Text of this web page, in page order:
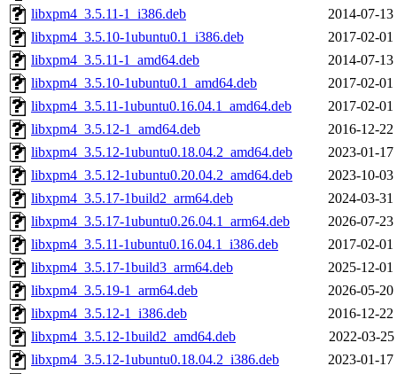
libxpm4_3.5.11-1_i386.deb
2014-07-13
libxpm4_3.5.10-1ubuntu0.1_i386.deb
2017-02-01
libxpm4_3.5.11-1_amd64.deb
2014-07-13
libxpm4_3.5.10-1ubuntu0.1_amd64.deb
2017-02-01
libxpm4_3.5.11-1ubuntu0.16.04.1_amd64.deb
2017-02-01
libxpm4_3.5.12-1_amd64.deb
2016-12-22
libxpm4_3.5.12-1ubuntu0.18.04.2_amd64.deb
2023-01-17
libxpm4_3.5.12-1ubuntu0.20.04.2_amd64.deb
2023-10-03
libxpm4_3.5.17-1build2_arm64.deb
2024-03-31
libxpm4_3.5.17-1ubuntu0.26.04.1_arm64.deb
2026-07-23
libxpm4_3.5.11-1ubuntu0.16.04.1_i386.deb
2017-02-01
libxpm4_3.5.17-1build3_arm64.deb
2025-12-01
libxpm4_3.5.19-1_arm64.deb
2026-05-20
libxpm4_3.5.12-1_i386.deb
2016-12-22
libxpm4_3.5.12-1build2_amd64.deb
2022-03-25
libxpm4_3.5.12-1ubuntu0.18.04.2_i386.deb
2023-01-17